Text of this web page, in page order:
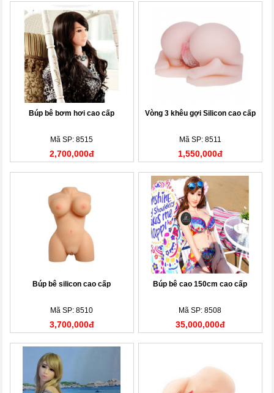
Búp bê bơm hơi cao cấp
Mã SP: 8515
2,700,000đ
Vòng 3 khêu gợi Silicon cao cấp
Mã SP: 8511
1,550,000đ
Búp bê silicon cao cấp
Mã SP: 8510
3,700,000đ
Búp bê cao 150cm cao cấp
Mã SP: 8508
35,000,000đ